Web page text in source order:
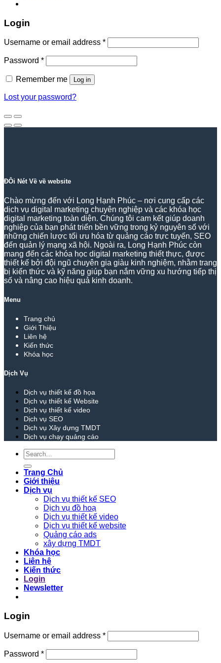
Login
Username or email address *Required
Password *Required
Remember me Log in
Lost your password?
ĐÔi Nét Về về website
Chào mừng đến với Long Hạnh Phúc – nơi cung cấp các
dịch vụ digital marketing chuyên nghiệp và các khóa học
digital marketing toàn diện. Chúng tôi cam kết giúp doanh
nghiệp của bạn phát triển bền vững trong kỷ nguyên số với
những chiến lược tối ưu hóa từ quảng cáo trực tuyến, SEO
đến quản lý mạng xã hội. Ngoài ra, Long Hạnh Phúc còn
mang đến các khóa học digital marketing thiết thực, được
thiết kế bởi đội ngũ chuyên gia giàu kinh nghiệm, nhằm trang
bị kiến thức và kỹ năng giúp bạn nắm vững xu hướng tiếp thị
số và nâng cao hiệu quả kinh doanh.
Menu
Trang chủ
Giới Thiệu
Liên hệ
Kiến thức
Khóa học
Dịch Vụ
Dịch vụ thiết kế đồ họa
Dịch vụ thiết kế Website
Dịch vụ thiết kế video
Dịch vụ SEO
Dịch vụ Xây dựng TMDT
Dịch vụ chạy quảng cáo
Search
for:
Trang Chủ
Giới thiệu
Dịch vụ
Dịch vụ thiết kế SEO
Dịch vụ đồ hoạ
Dịch vụ thiết kế video
Dịch vụ thiết kế website
Quảng cáo ads
xây dựng TMDT
Khóa học
Liên hệ
Kiến thức
Login
Newsletter
Login
Username or email address *Required
Password *Required